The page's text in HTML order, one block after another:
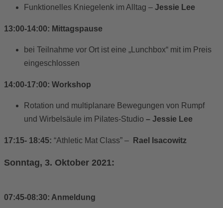
Funktionelles Kniegelenk im Alltag – Jessie Lee
13:00-14:00: Mittagspause
bei Teilnahme vor Ort ist eine „Lunchbox“ mit im Preis
eingeschlossen
14:00-17:00: Workshop
Rotation und multiplanare Bewegungen von Rumpf
und Wirbelsäule im Pilates-Studio – Jessie Lee
17:15- 18:45: “Athletic Mat Class” – Rael Isacowitz
Sonntag, 3. Oktober 2021:
07:45-08:30: Anmeldung